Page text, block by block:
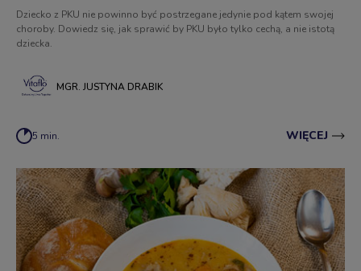
Dziecko z PKU nie powinno być postrzegane jedynie pod kątem swojej
choroby. Dowiedz się, jak sprawić by PKU było tylko cechą, a nie istotą
dziecka.
MGR. JUSTYNA DRABIK
5 min. WIĘCEJ